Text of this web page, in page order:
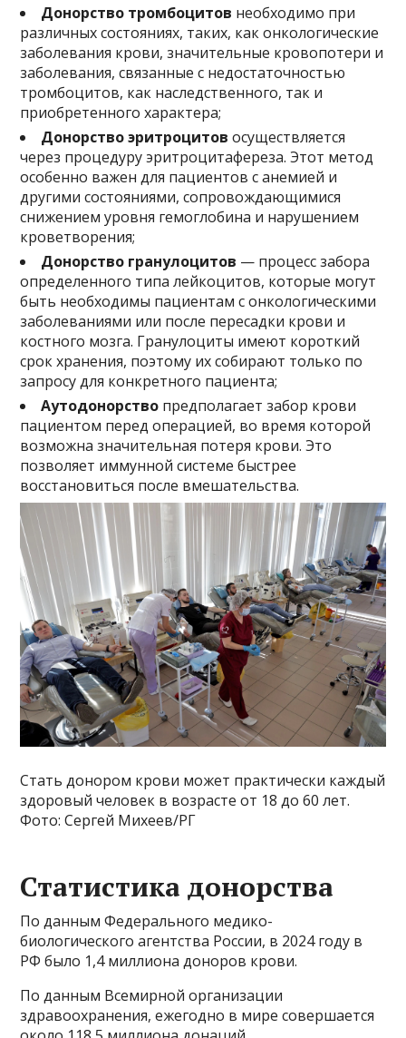
Донорство тромбоцитов необходимо при
различных состояниях, таких, как онкологические
заболевания крови, значительные кровопотери и
заболевания, связанные с недостаточностью
тромбоцитов, как наследственного, так и
приобретенного характера;
Донорство эритроцитовосуществляется
через процедуру эритроцитафереза. Этот метод
особенно важен для пациентов с анемией и
другими состояниями, сопровождающимися
снижением уровня гемоглобина и нарушением
кроветворения;
Донорство гранулоцитов — процесс забора
определенного типа лейкоцитов, которые могут
быть необходимы пациентам с онкологическими
заболеваниями или после пересадки крови и
костного мозга. Гранулоциты имеют короткий
срок хранения, поэтому их собирают только по
запросу для конкретного пациента;
Аутодонорство предполагает забор крови
пациентом перед операцией, во время которой
возможна значительная потеря крови. Это
позволяет иммунной системе быстрее
восстановиться после вмешательства.
Стать донором крови может практически каждый
здоровый человек в возрасте от 18 до 60 лет.
Фото: Сергей Михеев/РГ
Статистика донорства
По данным Федерального медико-
биологического агентства России, в 2024 году в
РФ было 1,4 миллиона доноров крови.
По данным Всемирной организации
здравоохранения, ежегодно в мире совершается